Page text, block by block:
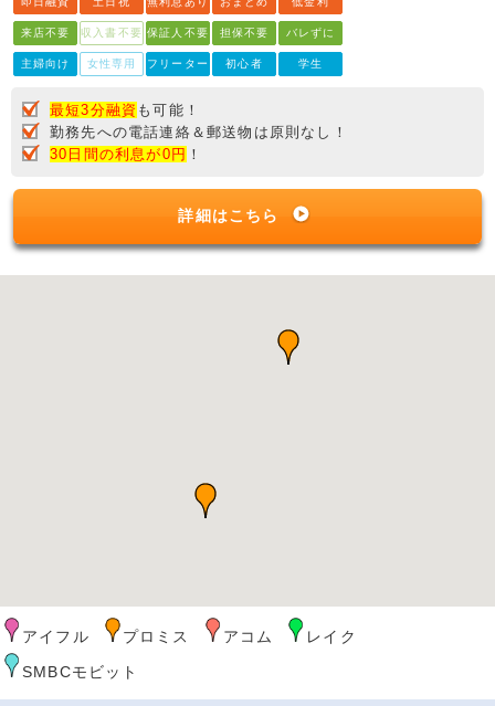
来店不要 収入書不要 保証人不要 担保不要 バレずに
主婦向け 女性専用 フリーター 初心者 学生
最短3分融資 も可能！
勤務先への電話連絡＆郵送物は原則なし！
30日間の利息が0円 ！
詳細はこちら
アイフル プロミス アコム
レイク
SMBCモビット